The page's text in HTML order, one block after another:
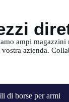
ampi
azienda.
di borse per armi